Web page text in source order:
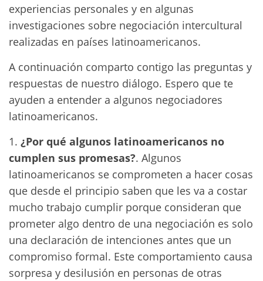
experiencias personales y en algunas
investigaciones sobre negociación intercultural
realizadas en países latinoamericanos.
A continuación comparto contigo las preguntas y
respuestas de nuestro diálogo. Espero que te
ayuden a entender a algunos negociadores
latinoamericanos.
1. ¿Por qué algunos latinoamericanos no
cumplen sus promesas?. Algunos
latinoamericanos se comprometen a hacer cosas
que desde el principio saben que les va a costar
mucho trabajo cumplir porque consideran que
prometer algo dentro de una negociación es solo
una declaración de intenciones antes que un
compromiso formal. Este comportamiento causa
sorpresa y desilusión en personas de otras